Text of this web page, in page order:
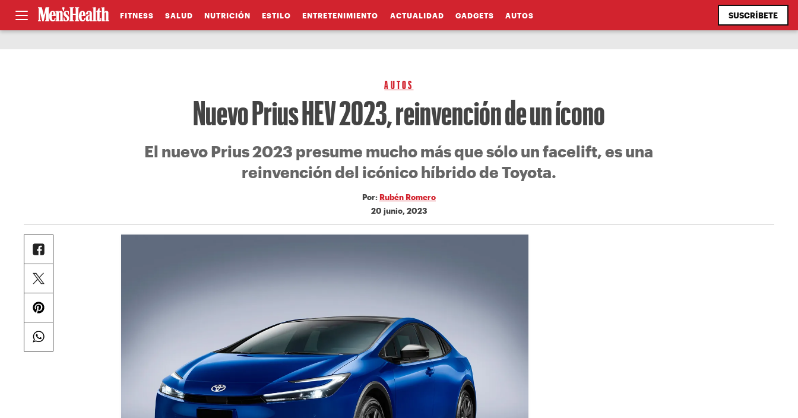
FITNESS SALUD NUTRICIÓN ESTILO ENTRETENIMIENTO ACTUALIDAD GADGETS AUTOS SUSCRÍBETE
AUTOS
Nuevo Prius HEV 2023, reinvención de un ícono
El nuevo Prius 2023 presume mucho más que sólo un facelift, es una
reinvención del icónico híbrido de Toyota.
Por: Rubén Romero
20 junio, 2023